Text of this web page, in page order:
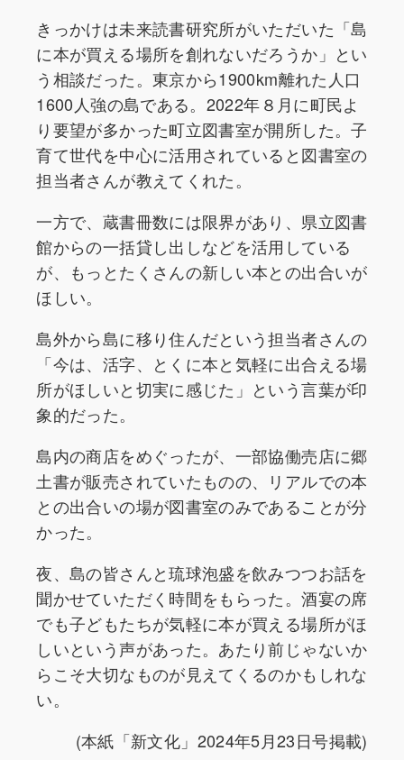
きっかけは未来読書研究所がいただいた「島
に本が買える場所を創れないだろうか」とい
う相談だった。東京から1900km離れた人口
1600人強の島である。2022年８月に町民よ
り要望が多かった町立図書室が開所した。子
育て世代を中心に活用されていると図書室の
担当者さんが教えてくれた。
一方で、蔵書冊数には限界があり、県立図書
館からの一括貸し出しなどを活用している
が、もっとたくさんの新しい本との出合いが
ほしい。
島外から島に移り住んだという担当者さんの
「今は、活字、とくに本と気軽に出合える場
所がほしいと切実に感じた」という言葉が印
象的だった。
島内の商店をめぐったが、一部協働売店に郷
土書が販売されていたものの、リアルでの本
との出合いの場が図書室のみであることが分
かった。
夜、島の皆さんと琉球泡盛を飲みつつお話を
聞かせていただく時間をもらった。酒宴の席
でも子どもたちが気軽に本が買える場所がほ
しいという声があった。あたり前じゃないか
らこそ大切なものが見えてくるのかもしれな
い。
(本紙「新文化」2024年5月23日号掲載)